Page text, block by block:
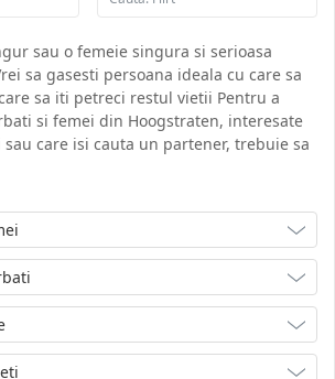
sau o femeie singura si serioasa
sa gasesti persoana ideala cu care sa
sa iti petreci restul vietii Pentru a
si femei din Hoogstraten, interesate
care isi cauta un partener, trebuie sa